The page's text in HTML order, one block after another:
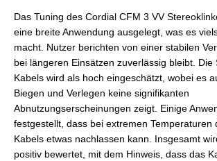
Das Tuning des Cordial CFM 3 VV
eine breite Anwendung ausgelegt, was es
macht. Nutzer berichten von einer stabilen
bei längeren Einsätzen zuverlässig bleibt. Die
Kabels wird als hoch eingeschätzt, wobei es
Biegen und Verlegen keine signifikanten
Abnutzungserscheinungen zeigt. Einige
festgestellt, dass bei extremen Temperaturen
Kabels etwas nachlassen kann. Insgesamt
positiv bewertet, mit dem Hinweis, dass das